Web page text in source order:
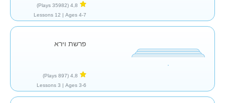
4,8
(35982 Plays)
Ages 4-7 |
12 Lessons
פרשת וירא
4,8
(897 Plays)
Ages 3-6 |
3 Lessons